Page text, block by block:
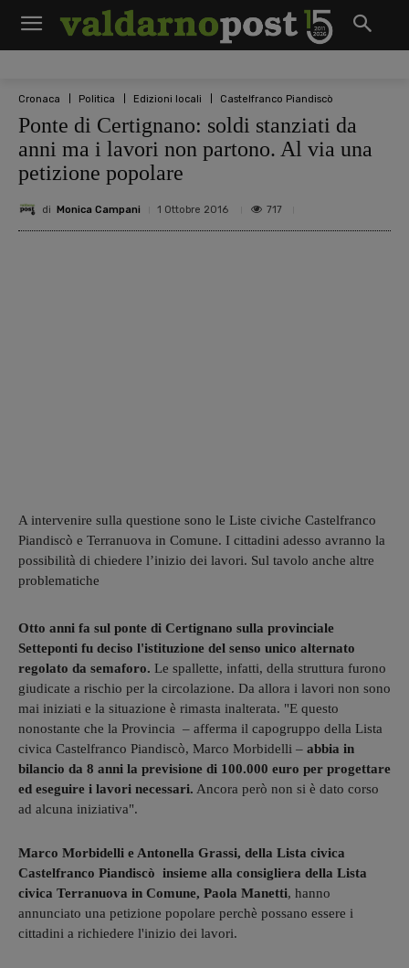
Cronaca Politica Edizioni locali Castelfranco Piandiscò
Ponte di Certignano: soldi stanziati da
anni ma i lavori non partono. Al via una
petizione popolare
di Monica Campani 1 Ottobre 2016 717
A intervenire sulla questione sono le Liste civiche Castelfranco
Piandiscò e Terranuova in Comune. I cittadini adesso avranno la
possibilità di chiedere l’inizio dei lavori. Sul tavolo anche altre
problematiche
Otto anni fa sul ponte di Certignano sulla provinciale
Setteponti fu deciso l'istituzione del senso unico alternato
regolato da semaforo. Le spallette, infatti, della struttura furono
giudicate a rischio per la circolazione. Da allora i lavori non sono
mai iniziati e la situazione è rimasta inalterata. "E questo
nonostante che la Provincia – afferma il capogruppo della Lista
civica Castelfranco Piandiscò, Marco Morbidelli – abbia in
bilancio da 8 anni la previsione di 100.000 euro per progettare
ed eseguire i lavori necessari. Ancora però non si è dato corso
ad alcuna iniziativa".
Marco Morbidelli e Antonella Grassi, della Lista civica
Castelfranco Piandiscò insieme alla consigliera della Lista
civica Terranuova in Comune, Paola Manetti, hanno
annunciato una petizione popolare perchè possano essere i
cittadini a richiedere l'inizio dei lavori.